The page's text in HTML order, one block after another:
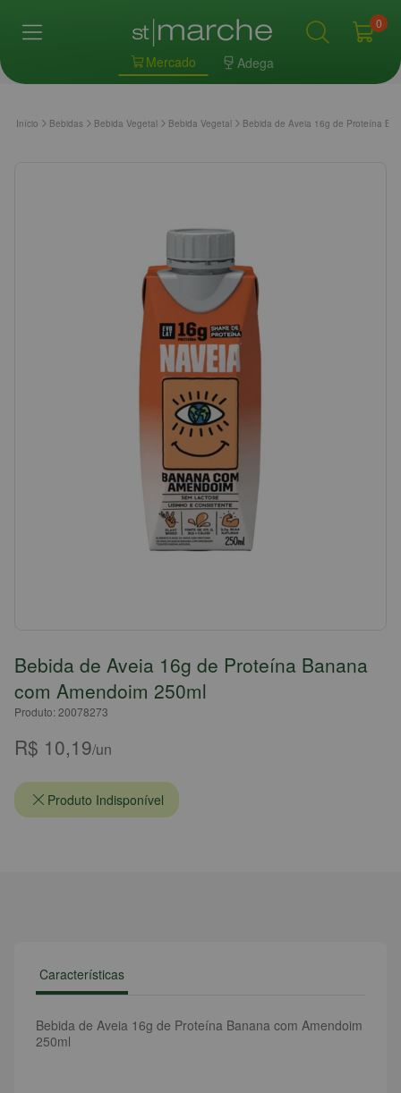
Mercado Adega
0
Início Bebidas Bebida Vegetal Bebida Vegetal Bebida de Aveia 16g de Proteína
Bebida de Aveia 16g de Proteína Banana
com Amendoim 250ml
Produto: 20078273
R$ 10,19/un
Produto Indisponível
Características
Bebida de Aveia 16g de Proteína Banana com Amendoim
250ml